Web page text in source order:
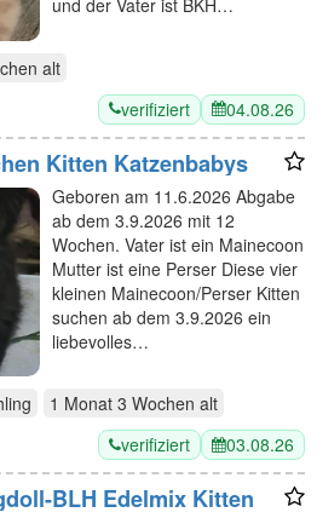
alt
verifiziert 04.08.26
Kitten Katzenbabys
Geboren am 11.6.2026 Abgabe
ab dem 3.9.2026 mit 12
Wochen. Vater ist ein Mainecoon
Mutter ist eine Perser Diese vier
kleinen Mainecoon/Perser Kitten
suchen ab dem 3.9.2026 ein
liebevolles…
1 Monat 3 Wochen alt
verifiziert 03.08.26
BLH Edelmix Kitten